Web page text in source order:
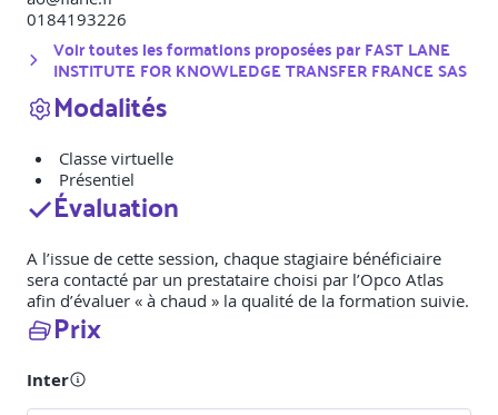
0184193226
Voir toutes les formations proposées parFAST LANE
INSTITUTE FOR KNOWLEDGE TRANSFER FRANCE SAS
Modalités
Classe virtuelle
Présentiel
Évaluation
A l’issue de cette session, chaque stagiaire bénéficiaire
sera contacté par un prestataire choisi par l’Opco Atlas
afin d’évaluer « à chaud » la qualité de la formation suivie.
Prix
Inter